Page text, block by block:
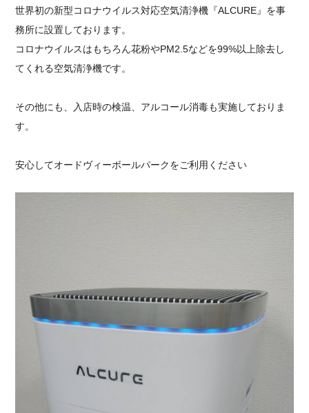
世界初の新型コロナウイルス対応空気清浄機『ALCURE』を事
務所に設置しております。
コロナウイルスはもちろん花粉やPM2.5などを99%以上除去し
てくれる空気清浄機です。
その他にも、入店時の検温、アルコール消毒も実施しておりま
す。
安心してオードヴィーボールパークをご利用ください